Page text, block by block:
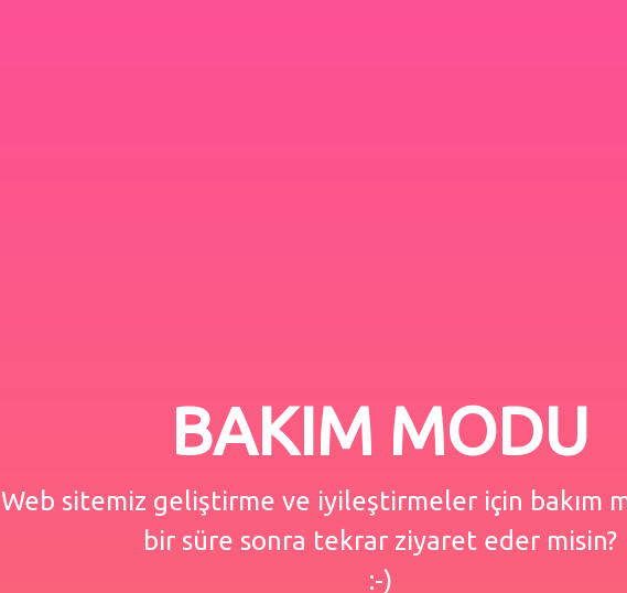
BAKIM MODU
Web sitemiz geliştirme ve iyileştirmeler için bakım
bir süre sonra tekrar ziyaret eder misin?
:-)